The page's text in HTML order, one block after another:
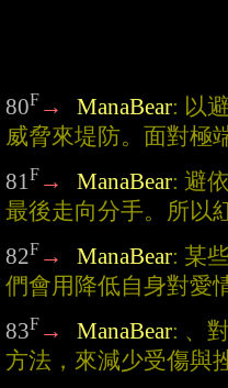
80F → ManaBear: 以
威脅來堤防。面對極
81F → ManaBear: 避
最後走向分手。所以
82F → ManaBear: 某
們會用降低自身對愛
83F → ManaBear: 、
方法，來減少受傷與